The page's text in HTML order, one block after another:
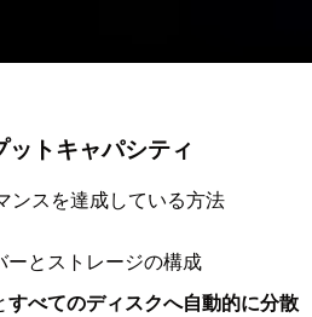
トキャパシティ
ンスを達成している方法
とストレージの構成
すべてのディスクへ自動的に分散